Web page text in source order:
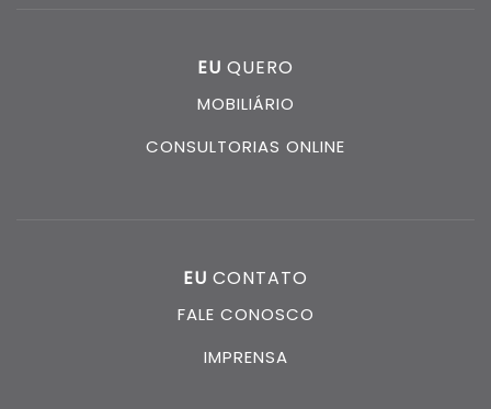
EU QUERO
MOBILIÁRIO
CONSULTORIAS ONLINE
EU CONTATO
FALE CONOSCO
IMPRENSA